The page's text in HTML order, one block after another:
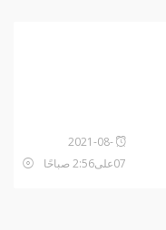
2021-08-
07على2:56 صباحًا